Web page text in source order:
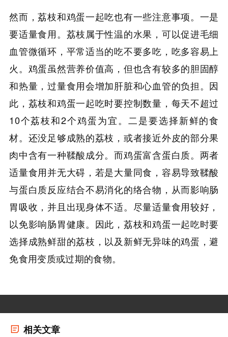
然而，荔枝和鸡蛋一起吃也有一些注意事项。一是
要适量食用。荔枝属于性温的水果，可以促进毛细
血管微循环，平常适当的吃不要多吃，吃多容易上
火。鸡蛋虽然营养价值高，但也含有较多的胆固醇
和热量，过量食用会增加肝脏和心血管的负担。因
此，荔枝和鸡蛋一起吃时要控制数量，每天不超过
10个荔枝和2个鸡蛋为宜。二是要选择新鲜的食
材。还没足够成熟的荔枝，或者接近外皮的部分果
肉中含有一种鞣酸成分。而鸡蛋富含蛋白质。两者
适量食用并无大碍，若是大量同食，容易导致鞣酸
与蛋白质反应结合不易消化的络合物，从而影响肠
胃吸收，并且出现身体不适。尽量适量食用较好，
以免影响肠胃健康。因此，荔枝和鸡蛋一起吃时要
选择成熟鲜甜的荔枝，以及新鲜无异味的鸡蛋，避
免食用变质或过期的食物。
相关文章